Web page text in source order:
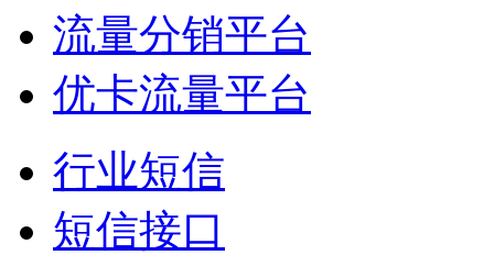
流量分销平台
优卡流量平台
行业短信
短信接口